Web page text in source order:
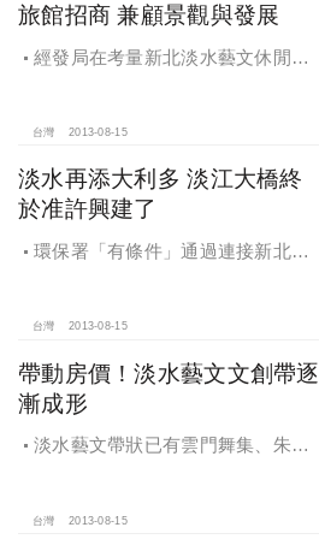
旅館招商 兼顧景觀與發展
經發局在考量新北淡水藝文休閒旅
台灣 2013-08-15
淡水再添大利多 淡江大橋終
於准許興建了
環保署「有條件」通過連接新北市
台灣 2013-08-15
帶動房價！淡水藝文文創帶逐
漸成形
淡水藝文帶狀已有雲門舞集、朱宗
台灣 2013-08-15